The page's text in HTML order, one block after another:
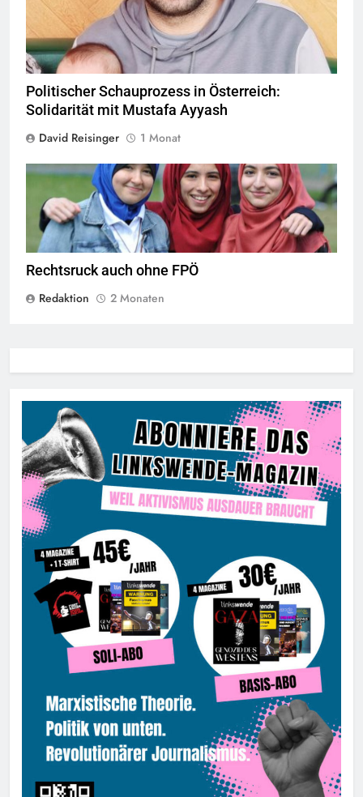
Politischer Schauprozess in Österreich:
Solidarität mit Mustafa Ayyash
David Reisinger
1 Monat
Das Kopftuchverbot hat nur den Zweck Muslime zu stigmatisieren,
Quelle©CC-BY-2.0
Rechtsruck auch ohne FPÖ
Redaktion
2 Monaten